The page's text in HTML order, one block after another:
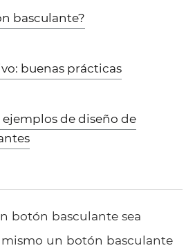
basculante?
buenas prácticas
de diseño de
botón basculante sea
mismo un botón basculante